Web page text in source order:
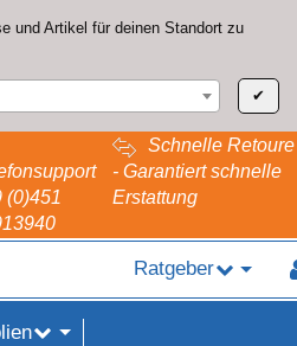
und Artikel für deinen Standort zu
✔
(0)451
Schnelle Retoure
- Garantiert schnelle
Erstattung
Ratgeber